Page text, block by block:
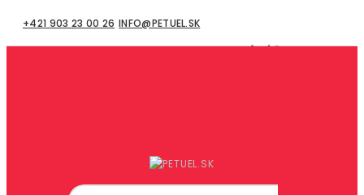
+421 903 23 00 26 INFO@PETUEL.SK
MÔJ ÚČET